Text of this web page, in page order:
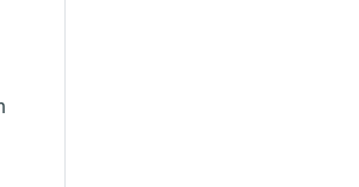
I